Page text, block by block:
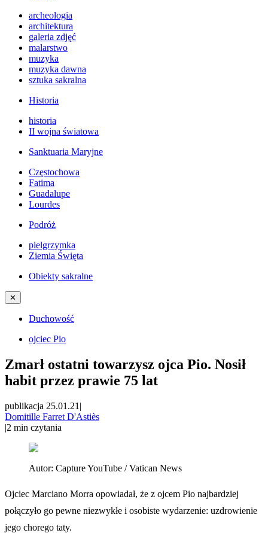
archeologia
architektura
galeria zdjęć
malarstwo
muzyka
muzyka dawna
sztuka sakralna
Historia
historia
II wojna światowa
Sanktuaria Maryjne
Częstochowa
Fatima
Guadalupe
Lourdes
Podróż
pielgrzymka
Ziemia Święta
Obiekty sakralne
✕
Duchowość
ojciec Pio
Zmarł ostatni towarzysz ojca Pio. Nosił
habit przez prawie 75 lat
publikacja 25.01.21 |
Domitille Farret D'Astiès
|2 min czytania
Autor: Capture YouTube / Vatican News
Ojciec Marciano Morra opowiadał, że z ojcem Pio najbardziej
połączyło go pewne niezwykłe i osobiste wydarzenie: uzdrowienie
jego chorego taty.